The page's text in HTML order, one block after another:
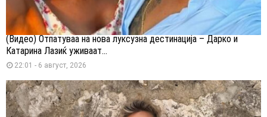
(Видео) Отпатуваа на нова луксузна дестинација – Дарко и
Катарина Лазиќ уживаат...
22:01 - 6 август, 2026